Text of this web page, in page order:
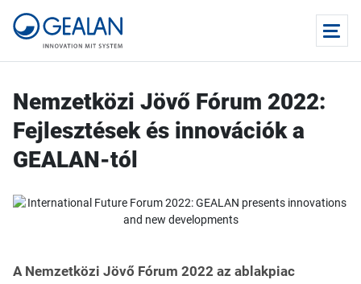
Nemzetközi Jövő Fórum 2022:
Fejlesztések és innovációk a
GEALAN-tól
A Nemzetközi Jövő Fórum 2022 az ablakpiac